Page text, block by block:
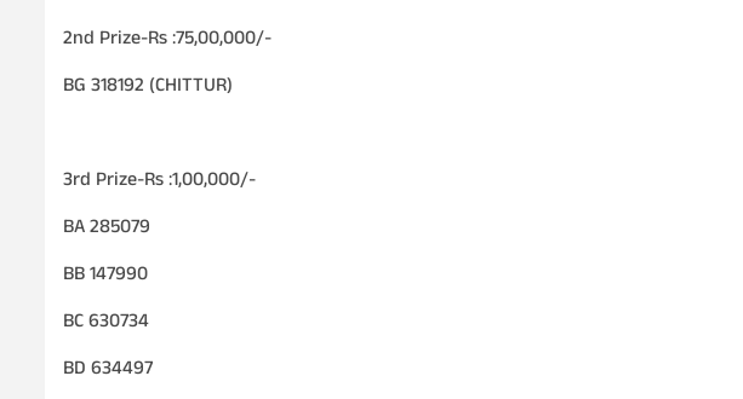
2nd Prize-Rs :75,00,000/-
BG 318192 (CHITTUR)
3rd Prize-Rs :1,00,000/-
BA 285079
BB 147990
BC 630734
BD 634497